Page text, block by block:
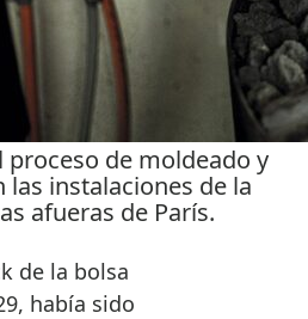
proceso de moldeado y
las instalaciones de la
afueras de París.
de la bolsa
había sido